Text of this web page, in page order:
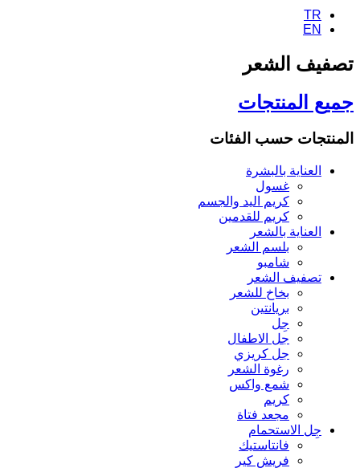
TR
EN
تصفيف الشعر
جميع المنتجات
المنتجات حسب الفئات
العناية بالبشرة
غسول
كريم اليد والجسم
كريم للقدمين
العناية بالشعر
بلسم الشعر
شامبو
تصفيف الشعر
بخاخ للشعر
بريانتين
جِل
جل الاطفال
جل كريزي
رغوة الشعر
شمع واكس
كريم
مجعد فتاة
جِل الاستحمام
فانتاستيك
فريش كير